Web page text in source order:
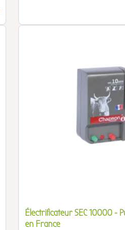
Électrificateur SEC 10000 -
en France